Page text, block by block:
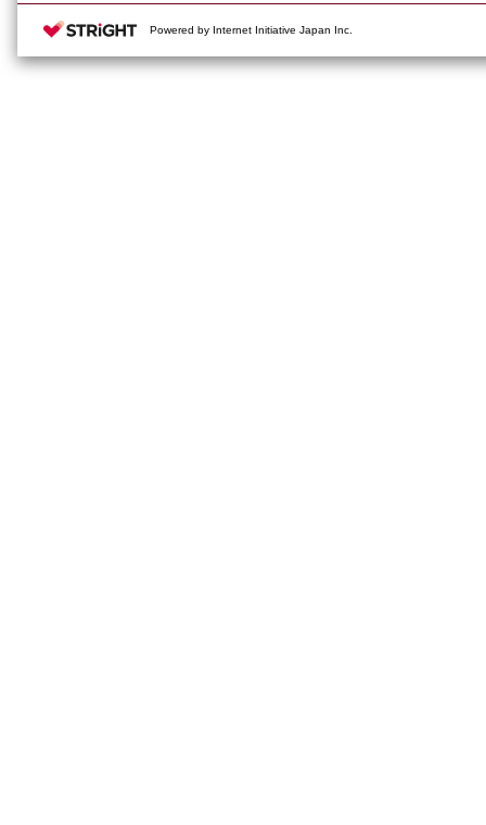
Powered by Internet Initiative Japan Inc.